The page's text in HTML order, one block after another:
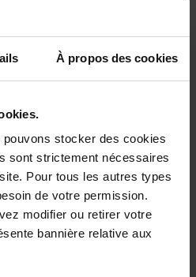
À propos des cookies
stocker des cookies
sont strictement nécessaires
Pour tous les autres types
de votre permission.
modifier ou retirer votre
bannière relative aux